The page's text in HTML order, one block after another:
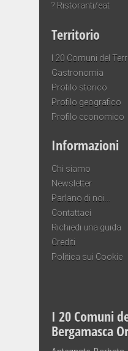
? Ristoranti/eat
Territorio
I 20 Comuni del
Gastronomia
Profilo storico
Profilo geografico
Profilo economico
Informazioni
Chi siamo
Newsletter
Parlano di noi…
Contattaci
Richiedi una guida
Crediti
Politica sui Cookie
I 20 Comuni
Bergamasca